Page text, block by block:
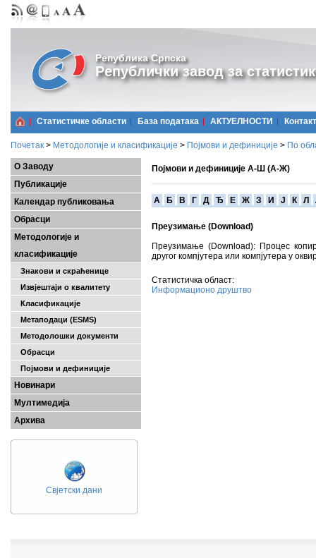
Република Српска
Републички завод за
Статистичке области Базa података АКТУЕЛНОСТИ Контакт
Почетак > Методологије и класификације > Појмови и дефиниције > По
О Заводу
Публикације
Календар публиковања
Обрасци
Методологије и
класификације
Знакови и скраћенице
Извјештаји о квалитету
Класификације
Метаподаци (ESMS)
Методолошки документи
Обрасци
Појмови и дефиниције
Новинари
Мултимедија
Архива
Свјетски дани
Појмови и дефиниције А-Ш (А-Ж)
A Б В Г Д Ђ Е Ж З И Ј К Л
Преузимање (Download)
Преузимање (Download): Процес
другог компјутера или компјутера у
Статистичка област:
Информационо друштво